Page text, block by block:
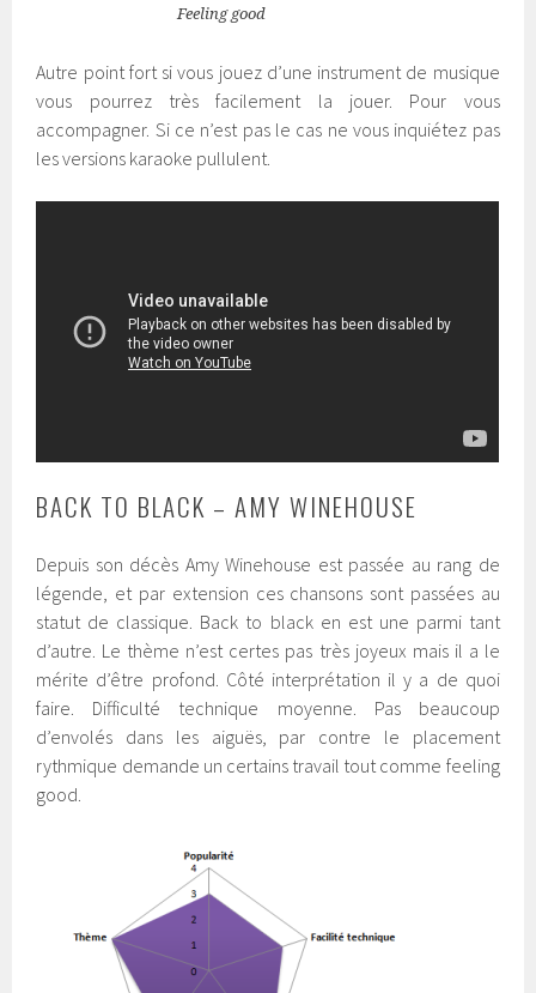
Feeling good
Autre point fort si vous jouez d’une instrument de musique
vous pourrez très facilement la jouer. Pour vous
accompagner. Si ce n’est pas le cas ne vous inquiétez pas
les versions karaoke pullulent.
BACK TO BLACK – AMY WINEHOUSE
Depuis son décès Amy Winehouse est passée au rang de
légende, et par extension ces chansons sont passées au
statut de classique. Back to black en est une parmi tant
d’autre. Le thème n’est certes pas très joyeux mais il a le
mérite d’être profond. Côté interprétation il y a de quoi
faire. Difficulté technique moyenne. Pas beaucoup
d’envolés dans les aiguës, par contre le placement
rythmique demande un certains travail tout comme feeling
good.